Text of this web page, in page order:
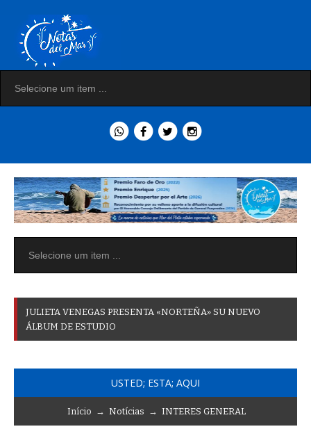
JULIETA VENEGAS PRESENTA «NORTEÑA» SU NUEVO
ÁLBUM DE ESTUDIO
USTED; ESTA; AQUI
Início → Notícias → INTERES GENERAL